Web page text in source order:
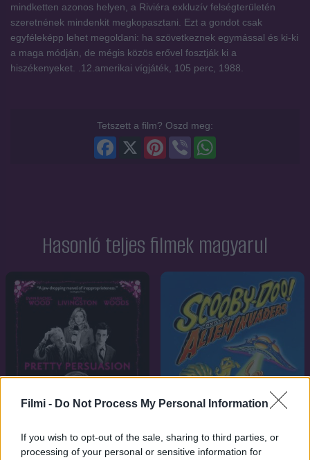
Filmi - Do Not Process My Personal Information
If you wish to opt-out of the sale, sharing to third parties, or
processing of your personal or sensitive information for
mindketten azonos helyen, a Riviéra exkluzív felségterületén
szeretnének mindenkit megkopasztani. Ezt a gondot csak
egyféleképp lehet megoldani: ha szövetkeznek egymással és ki-ki
a maga módján, de mégis közös erővel fosztják ki a
hiszékenyeket. .12.amerikai vígjáték, 105 perc, 1988.
Tetszett a film? Oszd meg:
Viber
Pinterest
X
Facebook
Hasonló teljes filmek magyarul